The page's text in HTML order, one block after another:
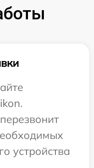
устройства